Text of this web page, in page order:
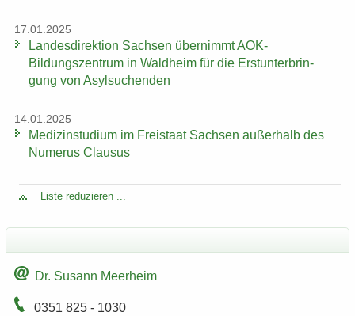
17.01.2025
Lan­des­di­rek­ti­on Sach­sen über­nimmt AOK-​
Bildungszentrum in Wald­heim für die Erst­un­ter­brin­
gung von Asyl­su­chen­den
14.01.2025
Me­di­zin­stu­di­um im Frei­staat Sach­sen au­ßer­halb des
Nu­me­rus Clau­sus
Liste re­du­zie­ren ...
Dr. Su­sann Meer­heim
0351 825 - 1030